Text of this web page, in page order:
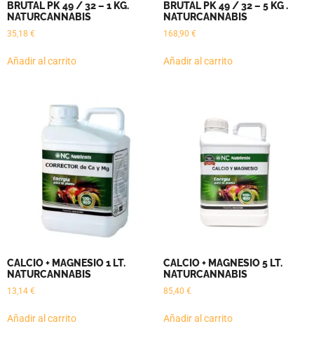
BRUTAL PK 49 / 32 – 1 KG.
NATURCANNABIS
35,18 €
Añadir al carrito
BRUTAL PK 49 / 32 – 5 KG .
NATURCANNABIS
168,90 €
Añadir al carrito
CALCIO + MAGNESIO 1 LT.
NATURCANNABIS
13,14 €
Añadir al carrito
CALCIO + MAGNESIO 5 LT.
NATURCANNABIS
85,40 €
Añadir al carrito